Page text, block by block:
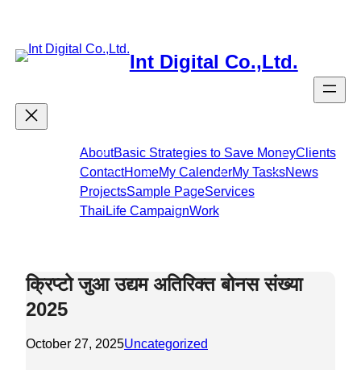
content
Int Digital Co.,Ltd.
AboutBasic Strategies to Save MoneyClients
ContactHomeMy CalenderMy TasksNews
ProjectsSample PageServices
ThaiLife CampaignWork
क्रिप्टो जुआ उद्यम अतिरिक्त बोनस संख्या
2025
October 27, 2025Uncategorized